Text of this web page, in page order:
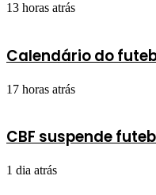
13 horas atrás
Calendário do
17 horas atrás
CBF suspende
1 dia atrás